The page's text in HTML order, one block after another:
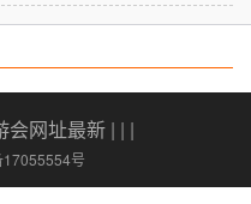
会网址最新| | |
号